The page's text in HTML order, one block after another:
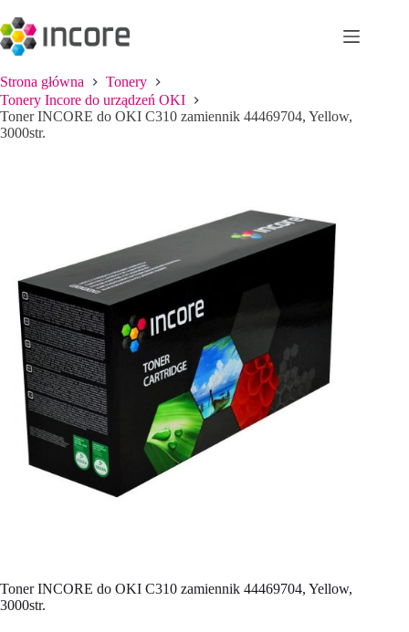
do
treści
Strona główna
Tonery
Tonery Incore do urządzeń OKI
Toner INCORE do OKI C310 zamiennik 44469704, Yellow,
3000str.
Toner INCORE do OKI C310 zamiennik 44469704, Yellow,
3000str.